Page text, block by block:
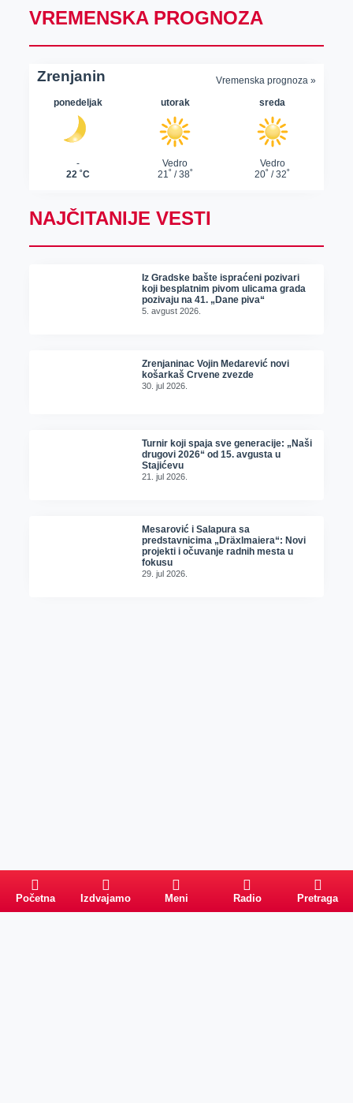
VREMENSKA PROGNOZA
NAJČITANIJE VESTI
Iz Gradske bašte ispraćeni pozivari
koji besplatnim pivom ulicama grada
pozivaju na 41. „Dane piva“
5. avgust 2026.
Zrenjaninac Vojin Medarević novi
košarkaš Crvene zvezde
30. jul 2026.
Turnir koji spaja sve generacije: „Naši
drugovi 2026“ od 15. avgusta u
Stajićevu
21. jul 2026.
Mesarović i Salapura sa
predstavnicima „Dräxlmaiera“: Novi
projekti i očuvanje radnih mesta u
fokusu
29. jul 2026.
Početna Izdvajamo Meni Radio Pretraga